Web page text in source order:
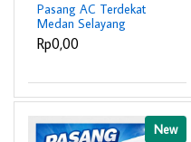
Pasang AC Terdekat
Medan Selayang
082272686688 –
Profesional & Bergaransi
Rp0,00
New